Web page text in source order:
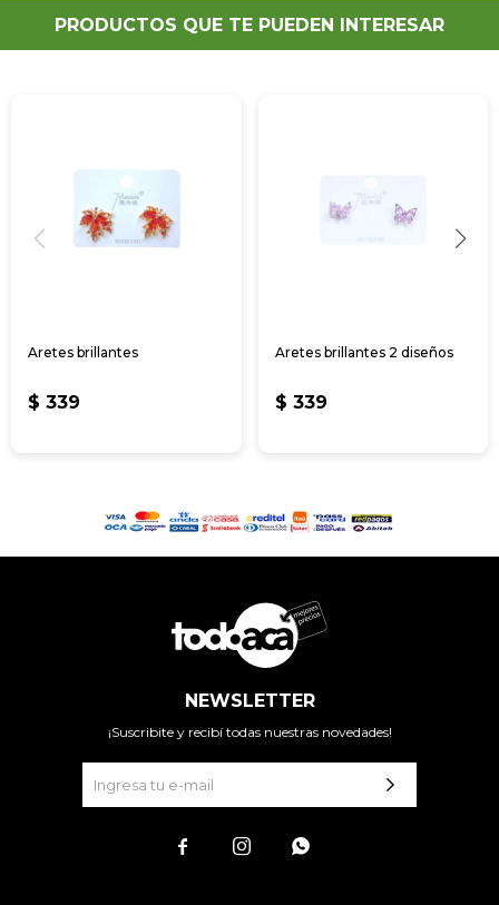
PRODUCTOS QUE TE PUEDEN INTERESAR
Aretes brillantes
$ 339
Aretes brillantes 2 diseños
$ 339
NEWSLETTER
¡Suscribite y recibí todas nuestras novedades!
  